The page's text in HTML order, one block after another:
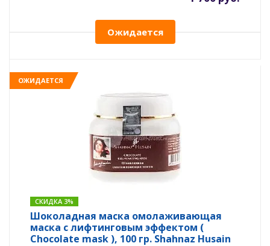
Ожидается
ОЖИДАЕТСЯ
СКИДКА 3%
Шоколадная маска омолаживающая
маска с лифтинговым эффектом (
Chocolate mask ), 100 гр. Shahnaz Husain